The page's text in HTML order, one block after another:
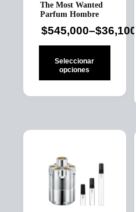
producto
The Most Wanted
Parfum Hombre
$36,100
–
$545,000
Price
$36,100
through
$545,000
Seleccionar
opciones
opciones
pueden
elegir